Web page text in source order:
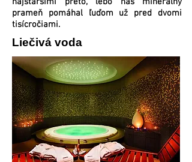
prameň pomáhal ľuďom už pred dvomi
tisícročiami.
Liečivá voda